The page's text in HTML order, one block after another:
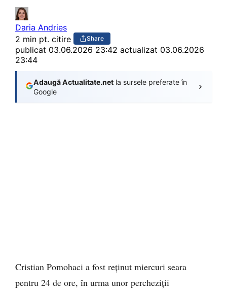
Daria Andries
2 min pt. citire
Share
publicat 03.06.2026 23:42 actualizat 03.06.2026
23:44
Adaugă Actualitate.net la sursele preferate în
Google
Cristian Pomohaci a fost reținut miercuri seara
pentru 24 de ore, în urma unor percheziții